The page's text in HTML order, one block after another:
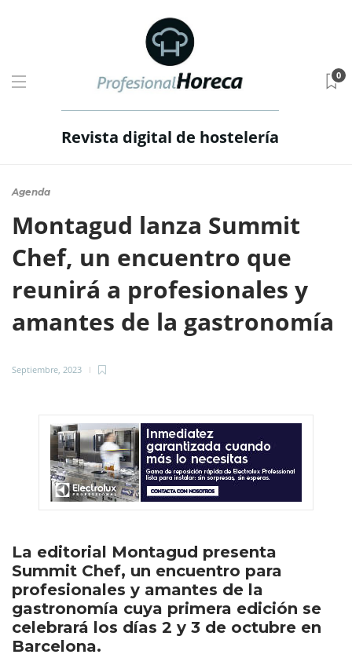
Revista digital de hostelería
0
Agenda
Montagud lanza Summit
Chef, un encuentro que
reunirá a profesionales y
amantes de la gastronomía
Septiembre, 2023
La editorial Montagud presenta
Summit Chef, un encuentro para
profesionales y amantes de la
gastronomía cuya primera edición se
celebrará los días 2 y 3 de octubre en
Barcelona.